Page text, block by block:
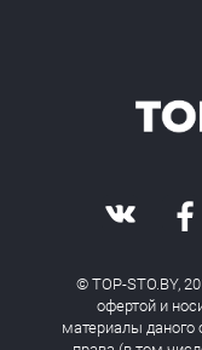
© TOP-STO.BY,
офертой и
материалы даного